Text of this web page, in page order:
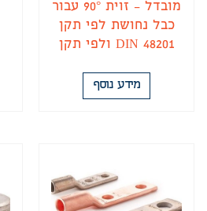
מובדל – זוית 90° עבור
כבל נחושת לפי תקן
DIN 48201 ולפי תקן
מידע נוסף